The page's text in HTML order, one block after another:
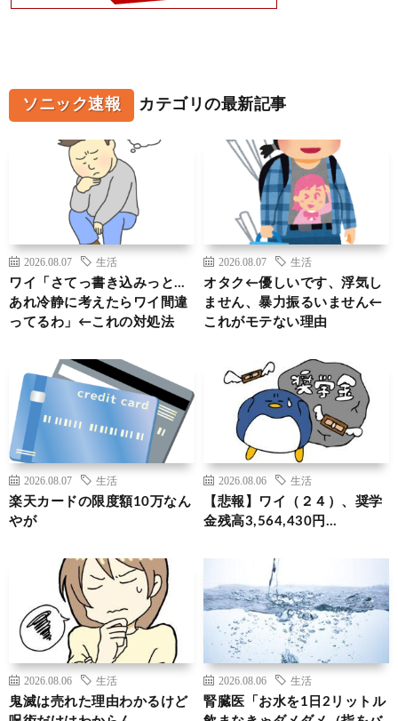
ソニック速報 カテゴリの最新記事
2026.08.07 生活
ワイ「さてっ書き込みっと…
あれ冷静に考えたらワイ間違
ってるわ」←これの対処法
2026.08.07 生活
オタク←優しいです、浮気し
ません、暴力振るいません←
これがモテない理由
2026.08.07 生活
楽天カードの限度額10万なん
やが
2026.08.06 生活
【悲報】ワイ（２４）、奨学
金残高3,564,430円…
2026.08.06 生活
鬼滅は売れた理由わかるけど
2026.08.06 生活
腎臓医「お水を1日2リットル